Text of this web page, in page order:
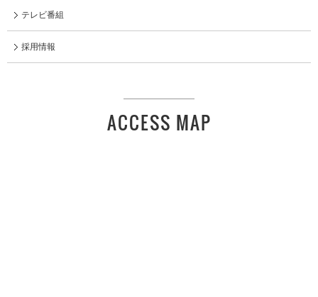
テレビ番組
採用情報
ACCESS MAP